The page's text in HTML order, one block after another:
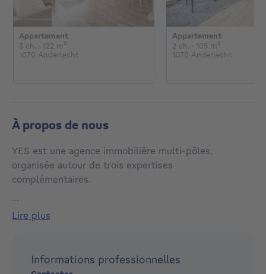
Appartement
€
3 ch. 3 chambres
· 122 m²
1070 Anderlecht
Appartement
€
2 ch. 2 chambres
· 105 m²
1070 Anderlecht
À propos de nous
YES est une agence immobilière multi-pôles,
organisée autour de trois expertises
complémentaires.
immobiliers.
• YES Management – gestion locative et conseils-
...
lire plus
Informations professionnelles